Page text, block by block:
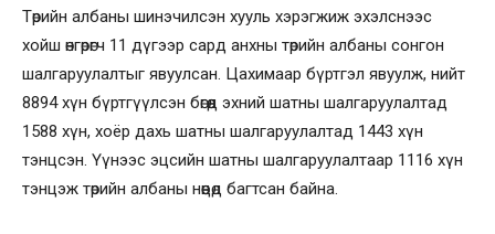
Төрийн албаны шинэчилсэн хууль хэрэгжиж эхэлснээс
хойш өнгөрөгч 11 дүгээр сард анхны төрийн албаны сонгон
шалгаруулалтыг явуулсан. Цахимаар бүртгэл явуулж, нийт
8894 хүн бүртгүүлсэн бөгөөд эхний шатны шалгаруулалтад
1588 хүн, хоёр дахь шатны шалгаруулалтад 1443 хүн
тэнцсэн. Үүнээс эцсийн шатны шалгаруулалтаар 1116 хүн
тэнцэж төрийн албаны нөөцөд багтсан байна.